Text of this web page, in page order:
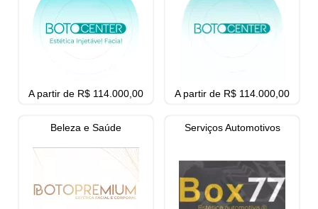
A partir de R$ 114.000,00 A partir de R$ 114.000,00
Beleza e Saúde Serviços Automotivos